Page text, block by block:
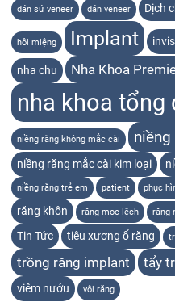
dán sứ veneer dán veneer Dịch
hôi miệng Implant
nha chu Nha Khoa
nha khoa tổng
niềng răng không mắc cài
niềng răng mắc cài kim loại
niềng răng trẻ em patient phục
răng khôn răng mọc lệch răng
Tin Tức
tiêu xương ổ răng
trồng răng implant tẩy
viêm nướu vôi răng